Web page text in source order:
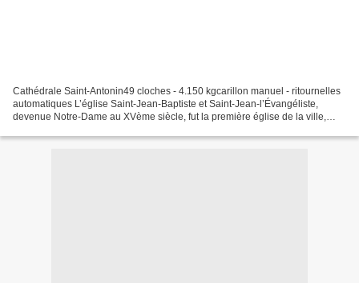
Cathédrale Saint-Antonin49 cloches - 4.150 kgcarillon manuel - ritournelles
automatiques L’église Saint-Jean-Baptiste et Saint-Jean-l’Évangéliste,
devenue Notre-Dame au XVème siècle, fut la première église de la ville,